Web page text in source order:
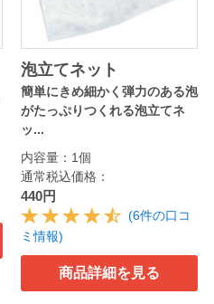
泡立てネット
簡単にきめ細かく弾力のある泡
がたっぷりつくれる泡立てネ
ッ...
内容量：1個
通常税込価格：
440円
(6件の口コ
ミ情報)
商品詳細を見る